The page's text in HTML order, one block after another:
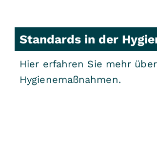
Standards in der
Hier erfahren Sie mehr
Hygienemaßnahmen.